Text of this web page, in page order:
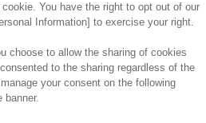
You have the right to opt out of our
Information] to exercise your right.
choose to allow the sharing of cookies
to the sharing regardless of the
your consent on the following
banner.